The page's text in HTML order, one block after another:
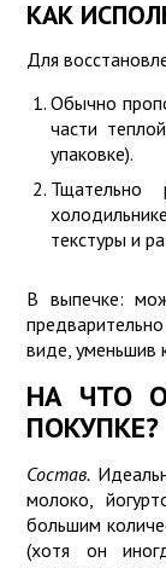
КАК
Для
Обычно
части
упаковке).
Тщательно
текстуры и
В выпечке:
виде, уменьшив
НА ЧТО
ПОКУПКЕ?
Состав.
молоко,
большим
(хотя он